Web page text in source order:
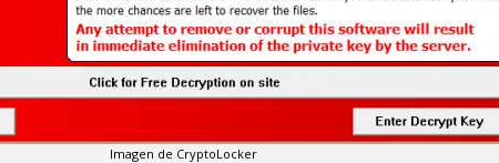
Imagen de CryptoLocker